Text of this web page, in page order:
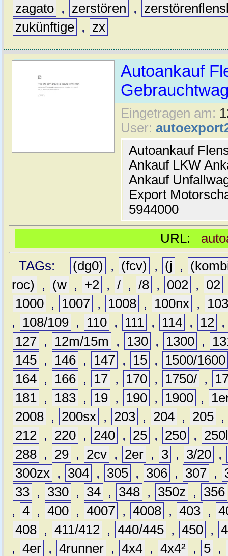
zagato , zerstören ,
zukünftige , zx
Autoankauf
Eingetragen am:
User:
Autoankauf
Ankauf LKW
Ankauf
Export
5944000
URL:
TAGs:
(dg0) , (fcv) , (j ,
roc)
, (w , +2 , / , /8 , 002 , 02
1000 , 1007 , 1008 , 100nx ,
,
108/109 , 110 , 111 , 114 , 12
127 , 12m/15m , 130 , 1300 ,
145 , 146 , 147 , 15 ,
1500/1600
164 , 166 , 17 , 170 , 1750/ ,
181 , 183 , 19 , 190 , 1900 ,
2008 , 200sx , 203 , 204 , 205 ,
212 , 220 , 240 , 25 , 250 ,
288 , 29 , 2cv , 2er , 3 , 3/20 ,
300zx , 304 , 305 , 306 , 307 ,
33 , 330 , 34 , 348 , 350z ,
356
, 4 , 400 , 4007 , 4008 , 403 ,
408 , 411/412 , 440/445 , 450 ,
, 4er , 4runner , 4x4 , 4x4² , 5 ,